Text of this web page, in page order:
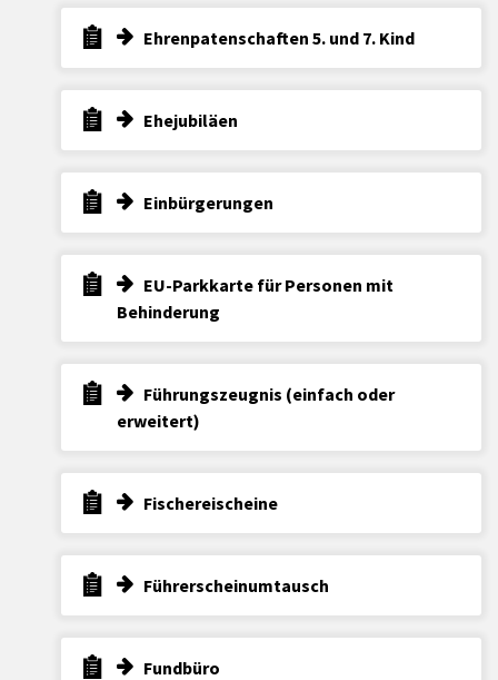
Ehrenpatenschaften 5. und 7. Kind
Ehejubiläen
Einbürgerungen
EU-Parkkarte für Personen mit
Behinderung
Führungszeugnis (einfach oder
erweitert)
Fischereischeine
Führerscheinumtausch
Fundbüro